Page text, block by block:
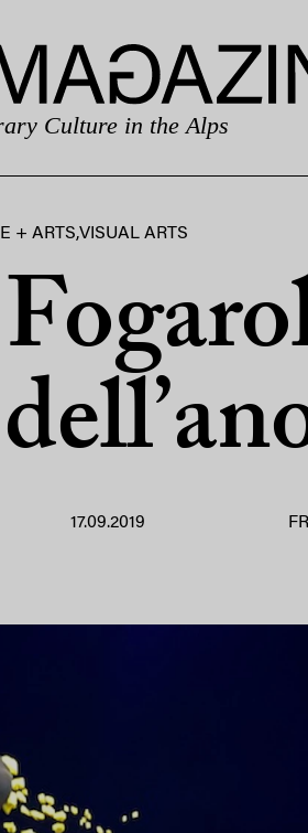
Culture in the Alps
+ ARTS,VISUAL ARTS
17.09.2019